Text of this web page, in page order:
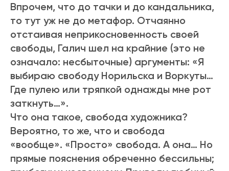
Впрочем, что до тачки и до кандальника,
то тут уж не до метафор. Отчаянно
отстаивая неприкосновенность своей
свободы, Галич шел на крайние (это не
означало: несбыточные) аргументы: «Я
выбираю свободу Норильска и Воркуты…
Где пулею или тряпкой однажды мне рот
заткнуть…».
Что она такое, свобода художника?
Вероятно, то же, что и свобода
«вообще». «Просто» свобода. А она… Но
прямые пояснения обреченно бессильны;